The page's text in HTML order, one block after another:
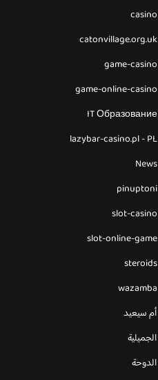
casino
catonvillage.org.uk
game-casino
game-online-casino
IT Образование
lazybar-casino.pl - PL
News
pinuptoni
slot-casino
slot-online-game
steroids
wazamba
أم سيعيد
الجميلية
الدوحة